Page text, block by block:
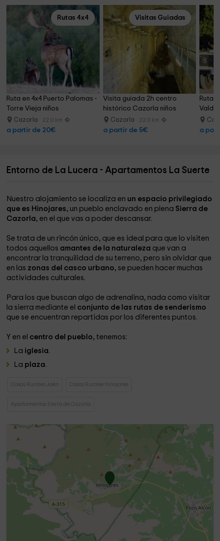
Rutas 4x4
Ruta en 4x4 Puerto Palomas -
Torre Vieja niños
Cazorla 22.0 km
a partir de 20€
Visitas Guiadas
Visita guiada 2h centro
histórico Cazorla niños
Cazorla 22.0 km
a partir de 5€
Ruta
a
Entorno de La Lucera - Apartamentos La Suerte
Nuestro alojamiento se localiza en un espacio privilegiado
que es Hinojares, un pueblo enclavado en plena Sierra de
Cazorla, en el que vas a poder descansar.
Se trata de un rincón único, que es ideal para que lo visiten
todos aquellos amantes de la naturaleza que van a
encontrar la tranquilidad de su terreno, pero sin olvidar que
en las zonas del casco urbano, se pueden hacer muchas
actividades culturales.
Para los que buscan algo de adrenalina, nada como visitar
la sierra mediante el conjunto de las rutas de senderismo
que se encuentran repartidas por los diferentes puntos.
Y en el centro del pueblo, tenemos:
La iglesia.
La plaza.
Casas Rurales Jaén Casas Rurales Hinojares
Apartamentos Sierra de Cazorla